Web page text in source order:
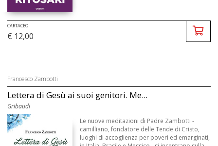
CARTACEO
€ 12,00
Francesco Zambotti
Lettera di Gesù ai suoi genitori. Me...
Gribaudi
Le nuove meditazioni di Padre Zambotti -
camilliano, fondatore delle Tende di Cristo,
luoghi di accoglienza per poveri ed emarginati,